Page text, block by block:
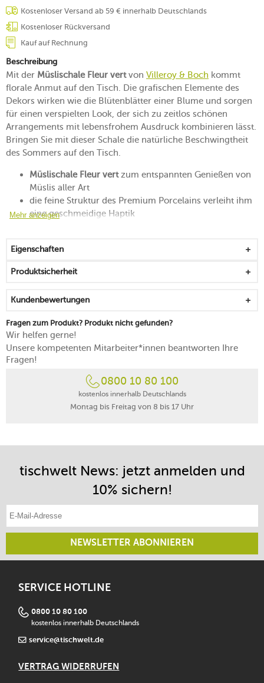
Kostenloser Versand ab 59 € innerhalb Deutschlands
Kostenloser Rückversand
Kauf auf Rechnung
Beschreibung
Mit der Müslischale Fleur vertvon Villeroy & Boch kommt
florale Anmut auf den Tisch. Die grafischen Elemente des
Dekors wirken wie die Blütenblätter einer Blume und sorgen
für einen verspielten Look, der sich zu zeitlos schönen
Arrangements mit lebensfrohem Ausdruck kombinieren lässt.
Bringen Sie mit dieser Schale die natürliche Beschwingtheit
des Sommers auf den Tisch.
Müslischale Fleur vertzum entspannten Genießen von
Müslis aller Art
die feine Struktur des Premium Porcelains verleiht ihm
eine geschmeidige Haptik
veredelt mit einem zarten Glanz
kann mit den anderen Farben der Serie hinreißend
auf der Tafel
mikrowellengeeignet
spülmaschinenfest
Made in Germany
Mehr anzeigen
Eigenschaften
Produktsicherheit
Kundenbewertungen
Fragen zum Produkt? Produkt nicht gefunden?
Wir helfen gerne!
Unsere kompetenten Mitarbeiter*innen beantworten Ihre
Fragen!
0800 10 80 100
kostenlos innerhalb Deutschlands
Montag bis Freitag von 8 bis 17 Uhr
tischwelt News: jetzt anmelden und
10% sichern!
NEWSLETTER ABONNIEREN
SERVICE HOTLINE
0800 10 80 100
kostenlos innerhalb Deutschlands
service@tischwelt.de
VERTRAG WIDERRUFEN